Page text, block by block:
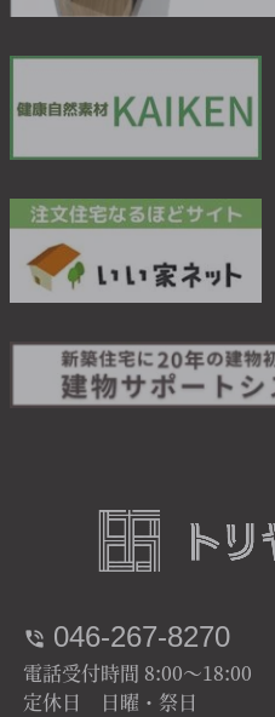
046-267-8270
電話受付時間 8:00～18:00
定休日 日曜・祭日